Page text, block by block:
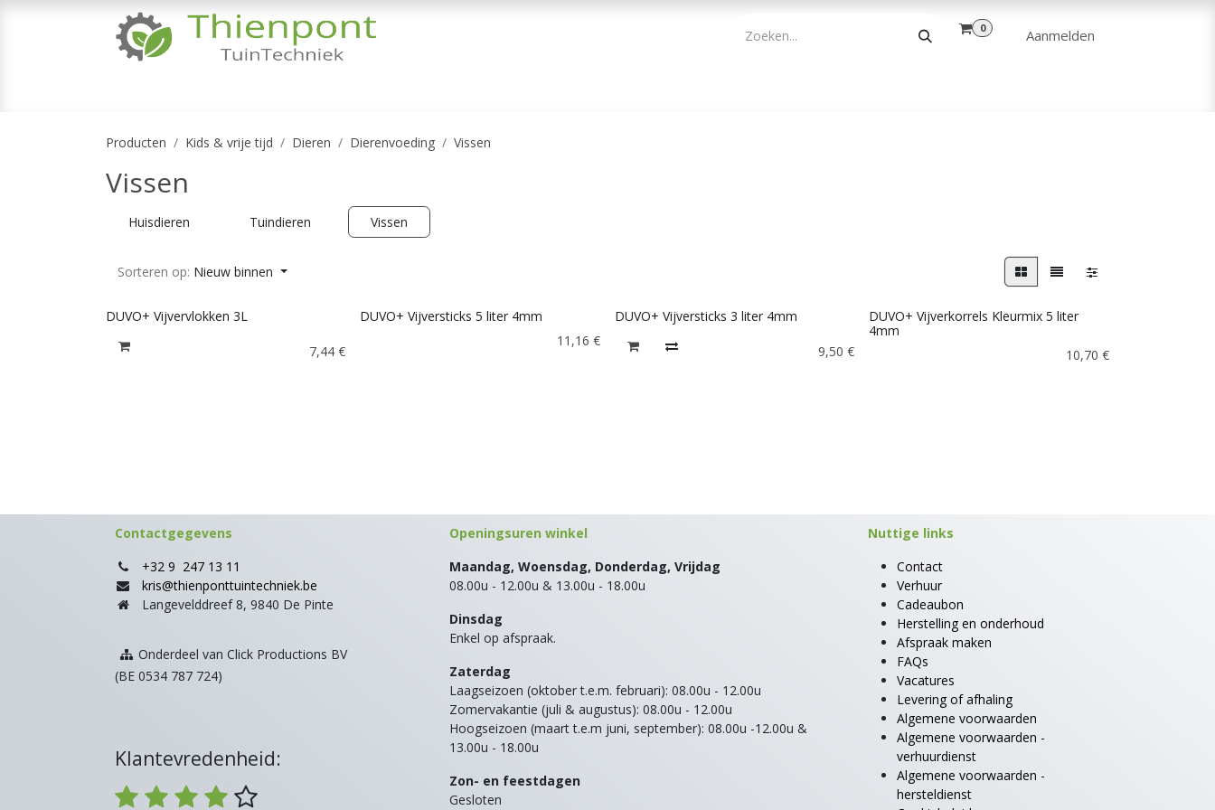
0 Aanmelden
Producten Kids & vrije tijd Dieren Dierenvoeding Vissen
Vissen
Huisdieren Tuindieren Vissen
Sorteren op: Nieuw binnen
DUVO+ Vijvervlokken 3L
7,44 €
DUVO+ Vijversticks 5 liter 4mm
11,16 €
DUVO+ Vijversticks 3 liter 4mm
9,50 €
DUVO+ Vijverkorrels Kleurmix 5 liter
4mm
10,70 €
Openingsuren winkel
Maandag, Woensdag, Donderdag, Vrijdag
08.00u - 12.00u & 13.00u - 18.00u
Dinsdag
Enkel op afspraak.
Zaterdag
Laagseizoen (oktober t.e.m. februari): 08.00u - 12.00u
Zomervakantie (juli & augustus): 08.00u - 12.00u
Hoogseizoen (maart t.e.m juni, september): 08.00u -12.00u &
13.00u - 18.00u
Zon- en feestdagen
Gesloten
Contactgegevens
+32 9 247 13 11
kris@thienponttuintechniek.be
Langevelddreef 8, 9840 De Pinte
Onderdeel van Click Productions BV
(BE 0534 787 724)
Klantevredenheid:
Nuttige links
Contact
Verhuur
Cadeaubon
Herstelling en onderhoud
Afspraak maken
FAQs
Vacatures
Levering of afhaling
Algemene voorwaarden
Algemene voorwaarden -
verhuurdienst
Algemene voorwaarden -
hersteldienst